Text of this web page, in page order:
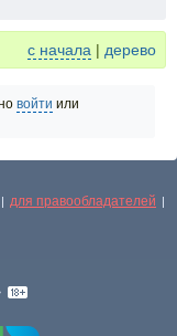
с начала | дерево
войти или
| для правообладателей |